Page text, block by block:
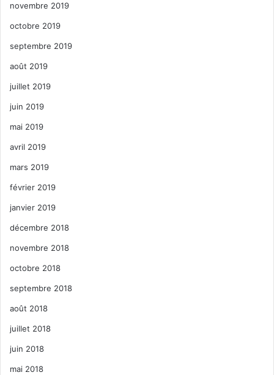
novembre 2019
octobre 2019
septembre 2019
août 2019
juillet 2019
juin 2019
mai 2019
avril 2019
mars 2019
février 2019
janvier 2019
décembre 2018
novembre 2018
octobre 2018
septembre 2018
août 2018
juillet 2018
juin 2018
mai 2018